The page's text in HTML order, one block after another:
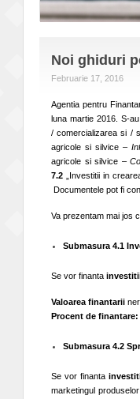
Noi ghiduri
Februarie 17, 2016
Agentia pentru
luna martie 2016. S-
/ comercializarea si /
agricole si silvice –
agricole si silvice –
7.2 „Investitii in
Documentele pot fi
Va prezentam mai jos
Submasura 4.1
Se vor finanta
Valoarea finantarii
Procent de finantare:
Submasura 4.2
Se vor finanta
marketingul